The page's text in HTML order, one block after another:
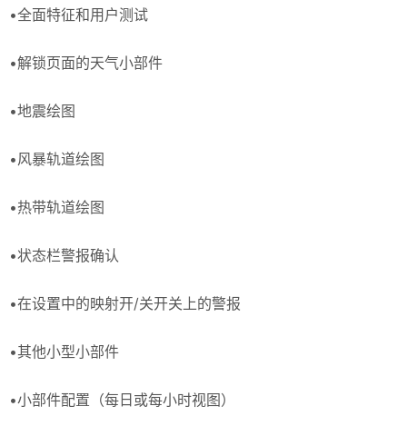
•全面特征和用户测试
•解锁页面的天气小部件
•地震绘图
•风暴轨道绘图
•热带轨道绘图
•状态栏警报确认
•在设置中的映射开/关开关上的警报
•其他小型小部件
•小部件配置（每日或每小时视图）